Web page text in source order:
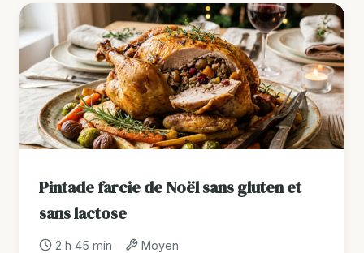
Pintade farcie de Noël sans gluten et
sans lactose
2 h 45 min Moyen